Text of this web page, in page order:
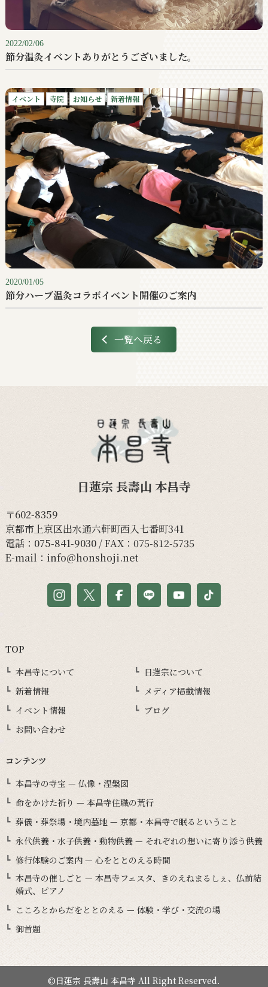
2022/02/06
節分温灸イベントありがとうございました。
イベント 寺院 お知らせ 新着情報
2020/01/05
節分ハーブ温灸コラボイベント開催のご案内
一覧へ戻る
日蓮宗 長壽山 本昌寺
〒602-8359
京都市上京区出水通六軒町西入七番町341
電話： 075-841-9030/ FAX：075-812-5735
E-mail： info@honshoji.net
TOP
本昌寺について
日蓮宗について
新着情報
メディア掲載情報
イベント情報
ブログ
お問い合わせ
コンテンツ
本昌寺の寺宝 — 仏像・涅槃図
命をかけた祈り — 本昌寺住職の荒行
葬儀・葬祭場・境内墓地 — 京都・本昌寺で眠るということ
永代供養・水子供養・動物供養 — それぞれの想いに寄り添う供養
修行体験のご案内 — 心をととのえる時間
本昌寺の催しごと — 本昌寺フェスタ、きのえねまるしぇ、仏前結
婚式、ピアノ
こころとからだをととのえる — 体験・学び・交流の場
御首題
©日蓮宗 長壽山 本昌寺 All Right Reserved.